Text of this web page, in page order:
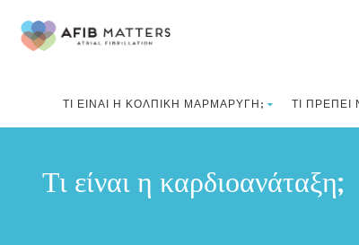
ΤΙ ΕΊΝΑΙ Η ΚΟΛΠΙΚΉ ΜΑΡΜΑΡΥΓΉ; ΤΙ ΠΡΈΠΕΙ
Τι είναι η καρδιοανάταξη;